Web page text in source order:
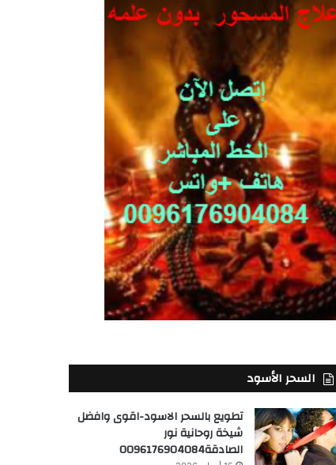
السحر الأسود
تطويع بالسحر الاسود-اقوى وافضل
شيخة روحانية نور
الصادقة0096176904084